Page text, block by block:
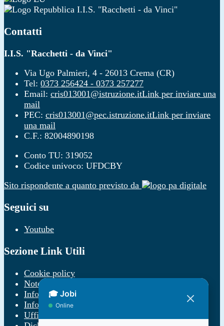
I.I.S. "Racchetti - da Vinci"
Contatti
I.I.S. "Racchetti - da Vinci"
Via Ugo Palmieri, 4 - 26013 Crema (CR)
Tel: 0373 256424 - 0373 257277
Email: cris013001@istruzione.itLink per inviare una
mail
PEC: cris013001@pec.istruzione.itLink per inviare
una mail
C.F.: 82004890198
Conto TU: 319052
Codice univoco: UFDCBY
Sito rispondente a quanto previsto da
Seguici su
Youtube
Sezione Link Utili
Cookie policy
Note legali
Informativa Privacy
Informativa Privacy chatbot Jobi
Ufficio Relazioni con il Pubblico